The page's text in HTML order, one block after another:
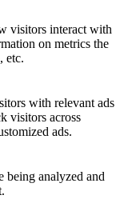
visitors interact with
on metrics the
etc.
with relevant ads
visitors across
ads.
being analyzed and